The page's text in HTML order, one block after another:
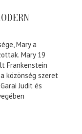
Mary a
Mary 19
Frankenstein
közönség szeret
Judit és